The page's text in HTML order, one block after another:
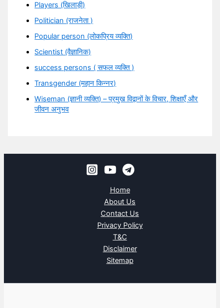
Players (खिलाड़ी)
Politician (राजनेता )
Popular person (लोकप्रिय व्यक्ति)
Scientist (वैज्ञानिक)
success persons ( सफल व्यक्ति )
Transgender (महान किन्नर)
Wiseman (ज्ञानी व्यक्ति) – प्रमुख विद्वानों के विचार, शिक्षाएँ और
जीवन अनुभव
Home
About Us
Contact Us
Privacy Policy
T&C
Disclaimer
Sitemap